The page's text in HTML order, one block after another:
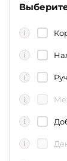
i
i
i
i
i
i